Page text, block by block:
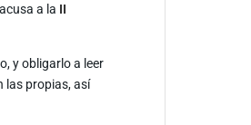
a la II
y obligarlo a leer
las propias, así